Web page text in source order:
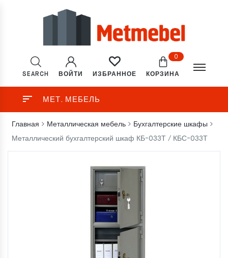
SEARCH ВОЙТИ ИЗБРАННОЕ
0
КОРЗИНА
МЕТ. МЕБЕЛЬ
Главная Металлическая мебель
Бухгалтерские шкафы
Металлический бухгалтерский шкаф КБ-033Т / КБС-033Т